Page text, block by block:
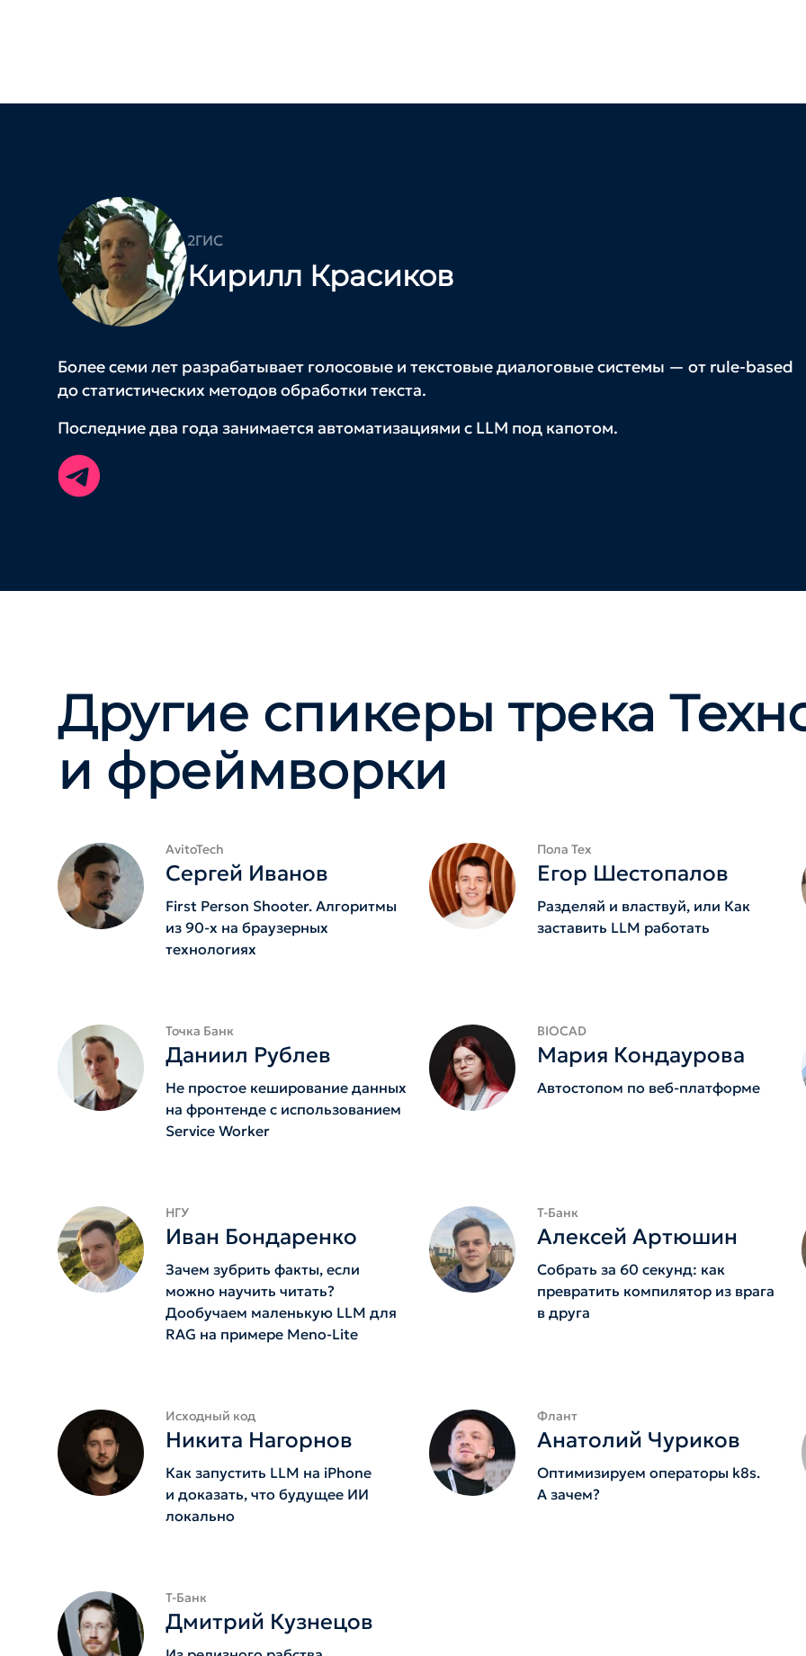
2ГИС
Кирилл Красиков
Более семи лет разрабатывает голосовые и текстовые диалоговые системы — от rule-based
до статистических методов обработки текста.
Последние два года занимается автоматизациями с LLM под капотом.
Другие спикеры трека
и фреймворки
AvitoTech
Сергей Иванов
First Person Shooter. Алгоритмы
из 90-х на браузерных
технологиях
Пола Тех
Егор Шестопалов
Разделяй и властвуй, или Как
заставить LLM работать
Точка Банк
Даниил Рублев
Не простое кеширование данных
на фронтенде с использованием
Service Worker
BIOCAD
Мария Кондаурова
Автостопом по веб-платформе
НГУ
Иван Бондаренко
Зачем зубрить факты, если
можно научить читать?
Дообучаем маленькую LLM для
RAG на примере Meno-Lite
Т-Банк
Алексей Артюшин
Собрать за 60 секунд: как
превратить компилятор из врага
в друга
Исходный код
Никита Нагорнов
Как запустить LLM на iPhone
и доказать, что будущее ИИ
локально
Флант
Анатолий Чуриков
Оптимизируем операторы k8s.
А зачем?
Т-Банк
Дмитрий Кузнецов